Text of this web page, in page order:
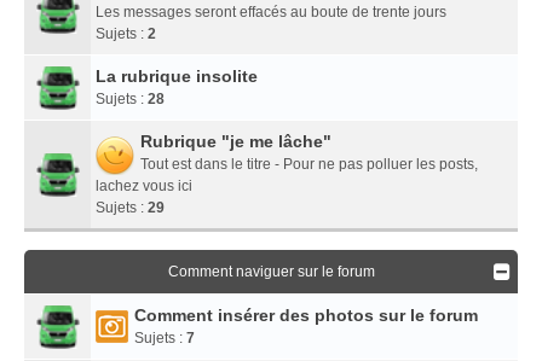
Les messages seront effacés au boute de trente jours
Sujets : 2
La rubrique insolite
Sujets : 28
Rubrique "je me lâche"
Tout est dans le titre - Pour ne pas polluer les posts,
lachez vous ici
Sujets : 29
Comment naviguer sur le forum
Comment insérer des photos sur le forum
Sujets : 7